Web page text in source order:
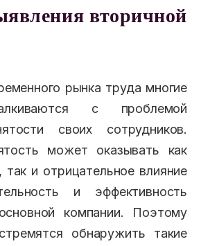
вторичной
рынка труда многие
с проблемой
своих сотрудников.
может оказывать как
так и отрицательное влияние
и эффективность
компании. Поэтому
обнаружить такие